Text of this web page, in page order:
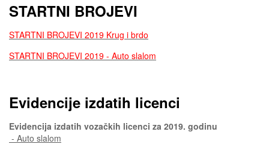
STARTNI BROJEVI
STARTNI BROJEVI 2019 Krug i brdo
STARTNI BROJEVI 2019 - Auto slalom
Evidencije izdatih licenci
Evidencija izdatih vozačkih licenci za 2019. godinu
- Auto slalom